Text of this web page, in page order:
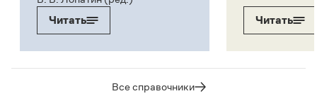
Читать
Читать
Все справочники